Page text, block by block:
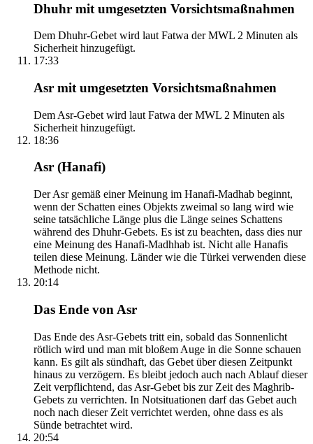
Dhuhr mit umgesetzten Vorsichtsmaßnahmen
Dem Dhuhr-Gebet wird laut Fatwa der MWL 2 Minuten als
Sicherheit hinzugefügt.
17:33
Asr mit umgesetzten Vorsichtsmaßnahmen
Dem Asr-Gebet wird laut Fatwa der MWL 2 Minuten als
Sicherheit hinzugefügt.
18:36
Asr (Hanafi)
Der Asr gemäß einer Meinung im Hanafi-Madhab beginnt,
wenn der Schatten eines Objekts zweimal so lang wird wie
seine tatsächliche Länge plus die Länge seines Schattens
während des Dhuhr-Gebets. Es ist zu beachten, dass dies nur
eine Meinung des Hanafi-Madhhab ist. Nicht alle Hanafis
teilen diese Meinung. Länder wie die Türkei verwenden diese
Methode nicht.
20:14
Das Ende von Asr
Das Ende des Asr-Gebets tritt ein, sobald das Sonnenlicht
rötlich wird und man mit bloßem Auge in die Sonne schauen
kann. Es gilt als sündhaft, das Gebet über diesen Zeitpunkt
hinaus zu verzögern. Es bleibt jedoch auch nach Ablauf dieser
Zeit verpflichtend, das Asr-Gebet bis zur Zeit des Maghrib-
Gebets zu verrichten. In Notsituationen darf das Gebet auch
noch nach dieser Zeit verrichtet werden, ohne dass es als
Sünde betrachtet wird.
20:54